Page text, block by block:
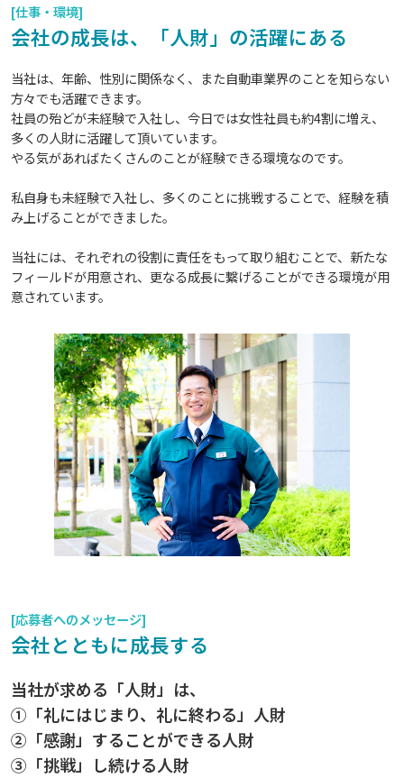
[仕事・環境]
会社の成長は、「人財」の活躍にある
当社は、年齢、性別に関係なく、また自動車業界のことを知らない
方々でも活躍できます。
社員の殆どが未経験で入社し、今日では女性社員も約4割に増え、
多くの人財に活躍して頂いています。
やる気があればたくさんのことが経験できる環境なのです。
私自身も未経験で入社し、多くのことに挑戦することで、経験を積
み上げることができました。
当社には、それぞれの役割に責任をもって取り組むことで、新たな
フィールドが用意され、更なる成長に繋げることができる環境が用
意されています。
[応募者へのメッセージ]
会社とともに成長する
当社が求める「人財」は、
①「礼にはじまり、礼に終わる」人財
②「感謝」することができる人財
③「挑戦」し続ける人財